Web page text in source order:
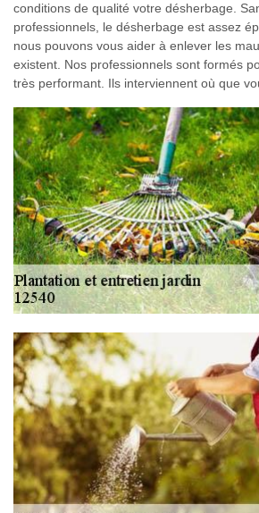
conditions de qualité votre désherbage.
professionnels, le désherbage est assez
nous pouvons vous aider à enlever les
existent. Nos professionnels sont formés
très performant. Ils interviennent où que